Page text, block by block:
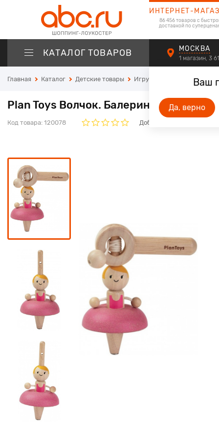
ИНТЕРНЕТ-
86 456 товаров с
доставкой по
КАТАЛОГ ТОВАРОВ
Ваш
Да, верно
МОСКВА
1 магазин, 3
Главная Каталог Детские товары Игрушки Игрушки для
Plan Toys Волчок. Балерина
Код товара: 120078 Добавьте свой отзыв. Он